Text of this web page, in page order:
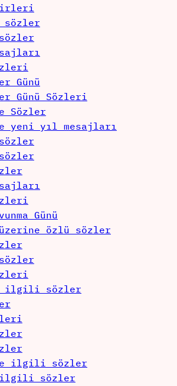
sözler
Günü
Günü Sözleri
Sözler
yeni yıl mesajları
Günü
özlü sözler
ilgili sözler
ilgili sözler
ilgili sözler